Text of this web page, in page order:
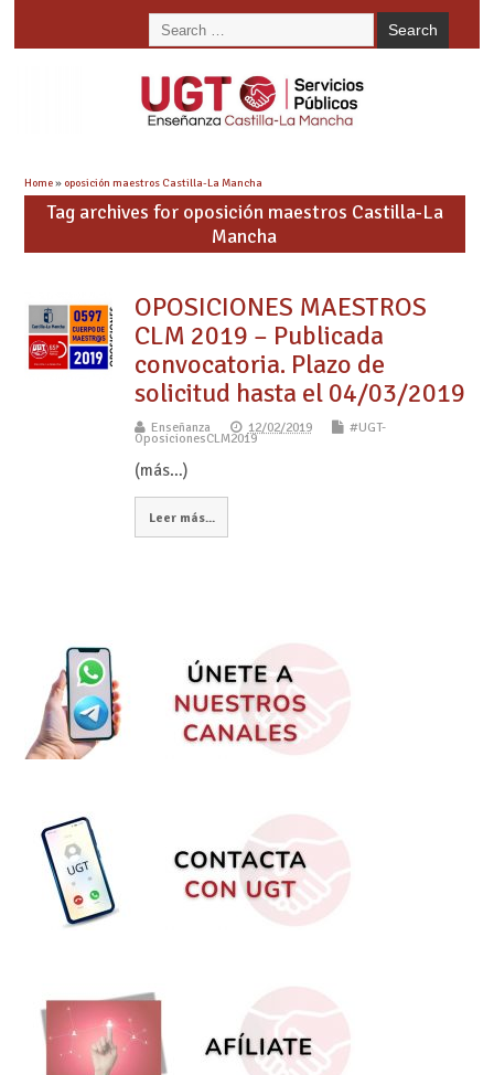
Home» oposición maestros Castilla-La Mancha
Tag archives for oposición maestros Castilla-La
Mancha
OPOSICIONES MAESTROS
CLM 2019 – Publicada
convocatoria. Plazo de
solicitud hasta el 04/03/2019
Enseñanza 12/02/2019 #UGT-
OposicionesCLM2019
(más…)
Leer más...